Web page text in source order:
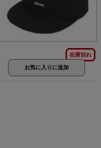
在庫切れ